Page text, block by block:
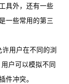
具外，还有一些
一些常用的第三
用户在不同的浏
户可以模拟不同
件冲突。